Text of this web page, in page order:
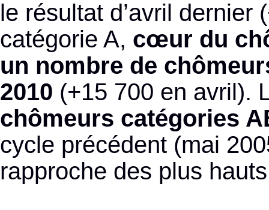
le résultat d’avril
catégorie A, cœur du
un nombre de
2010 (+15 700 en avril).
chômeurs catégories
cycle précédent (mai
rapproche des plus